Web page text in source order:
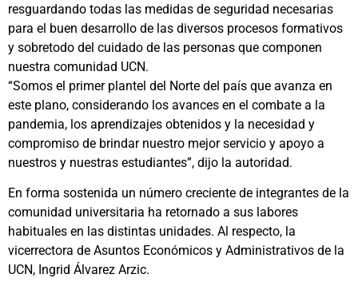
resguardando todas las medidas de seguridad necesarias
para el buen desarrollo de las diversos procesos formativos
y sobretodo del cuidado de las personas que componen
nuestra comunidad UCN.
“Somos el primer plantel del Norte del país que avanza en
este plano, considerando los avances en el combate a la
pandemia, los aprendizajes obtenidos y la necesidad y
compromiso de brindar nuestro mejor servicio y apoyo a
nuestros y nuestras estudiantes”, dijo la autoridad.
En forma sostenida un número creciente de integrantes de la
comunidad universitaria ha retornado a sus labores
habituales en las distintas unidades. Al respecto, la
vicerrectora de Asuntos Económicos y Administrativos de la
UCN, Ingrid Álvarez Arzic.